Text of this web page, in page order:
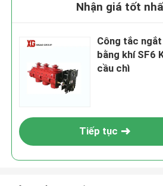
Nhận giá tốt
Công tắc
bằng khí SF6
cầu chì
Tiếp tục